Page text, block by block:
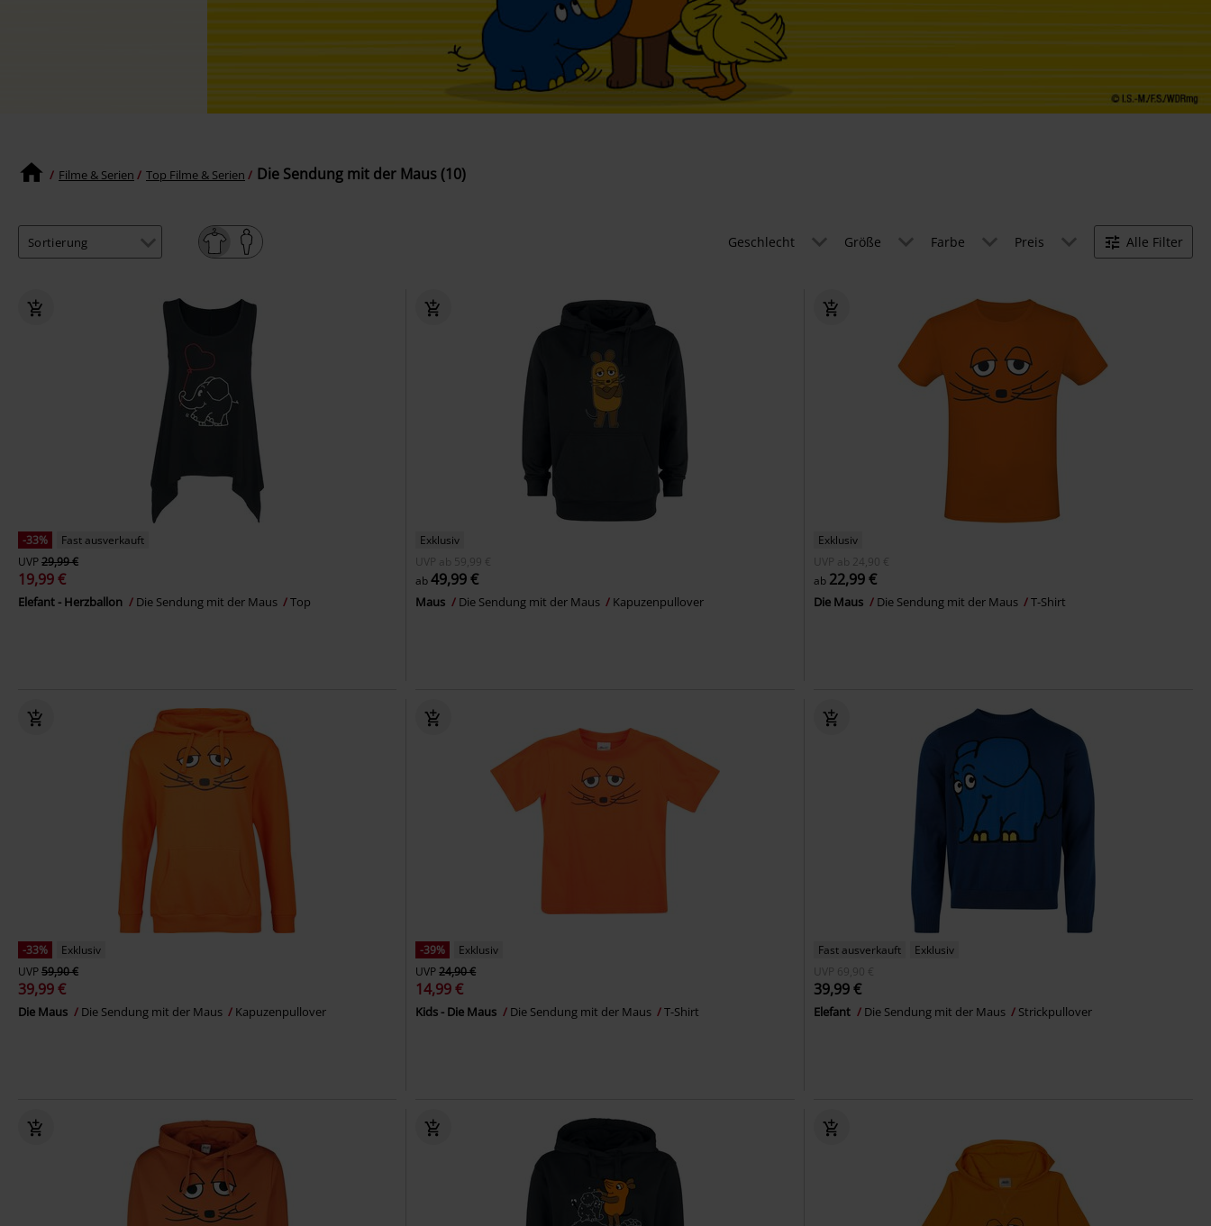
Filme & Serien Top Filme & Serien Die Sendung mit der Maus (10)
Geschlecht Größe Farbe Preis Alle Filter
-33%
Fast ausverkauft
UVP29,99 €
19,99 €
Elefant - Herzballon Die Sendung mit der Maus Top
Exklusiv
UVP
ab
59,99 €
ab49,99 €
Maus Die Sendung mit der Maus Kapuzenpullover
Exklusiv
UVP
ab 24,90 €
ab 22,99 €
Die Maus Die Sendung mit der Maus T-Shirt
-33%
Exklusiv
UVP59,90 €
39,99 €
Die Maus Die Sendung mit der Maus Kapuzenpullover
-39%
Exklusiv
UVP24,90 €
14,99 €
Kids - Die Maus Die Sendung mit der Maus T-Shirt
Fast ausverkauft
Exklusiv
UVP
69,90 €
39,99 €
Elefant Die Sendung mit der Maus Strickpullover